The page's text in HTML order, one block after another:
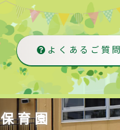
よくあるご質問
育園